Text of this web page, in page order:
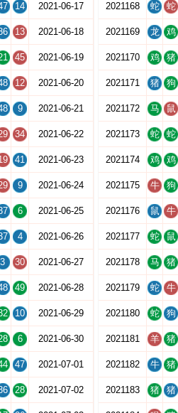
14 2021-06-17
13 2021-06-18
45 2021-06-19
12 2021-06-20
9 2021-06-21
34 2021-06-22
41 2021-06-23
9 2021-06-24
6 2021-06-25
4 2021-06-26
3 30 2021-06-27
49 2021-06-28
10 2021-06-29
6 2021-06-30
47 2021-07-01
28 2021-07-02
2021168 蛇 蛇
2021169 龙 鸡
2021170 鸡 猪
2021171 猪 狗
2021172 马 鼠
2021173 蛇 蛇
2021174 鸡 鸡
2021175 牛 狗
2021176 鼠 牛
2021177 蛇 鼠
2021178 马 猪
2021179 蛇 牛
2021180 蛇 狗
2021181 羊 猪
2021182 牛 猪
2021183 猪 猪